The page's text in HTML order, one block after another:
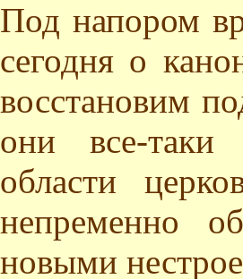
Под напором
сегодня о
восстановим
они все-
области
непременно
новыми